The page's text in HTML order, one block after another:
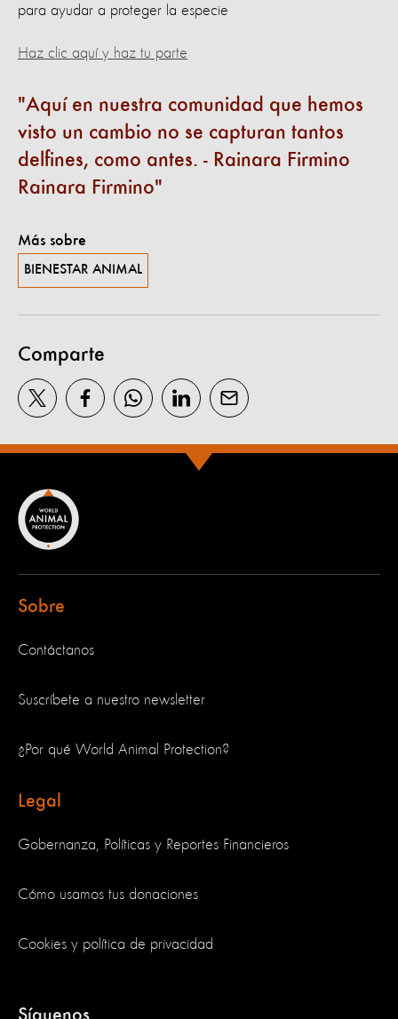
para ayudar a proteger la especie
Haz clic aquí y haz tu parte
Aquí en nuestra comunidad que hemos
visto un cambio no se capturan tantos
delfines, como antes. - Rainara Firmino
Rainara Firmino
Más sobre
BIENESTAR ANIMAL
Comparte
Sobre
Contáctanos
Suscríbete a nuestro newsletter
¿Por qué World Animal Protection?
Legal
Gobernanza, Políticas y Reportes Financieros
Cómo usamos tus donaciones
Cookies y política de privacidad
Síguenos